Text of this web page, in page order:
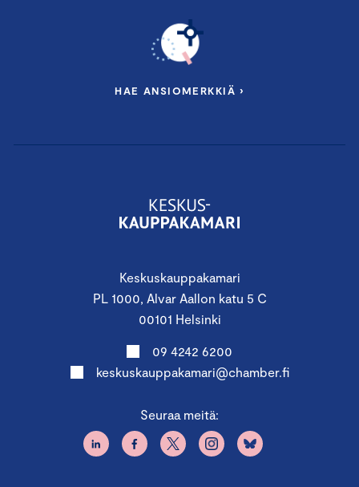
Keskuskauppakamari
PL 1000, Alvar Aallon katu 5 C
00101 Helsinki
09 4242 6200
keskuskauppakamari@chamber.fi
Seuraa meitä:
HAE ANSIOMERKKIÄ ›